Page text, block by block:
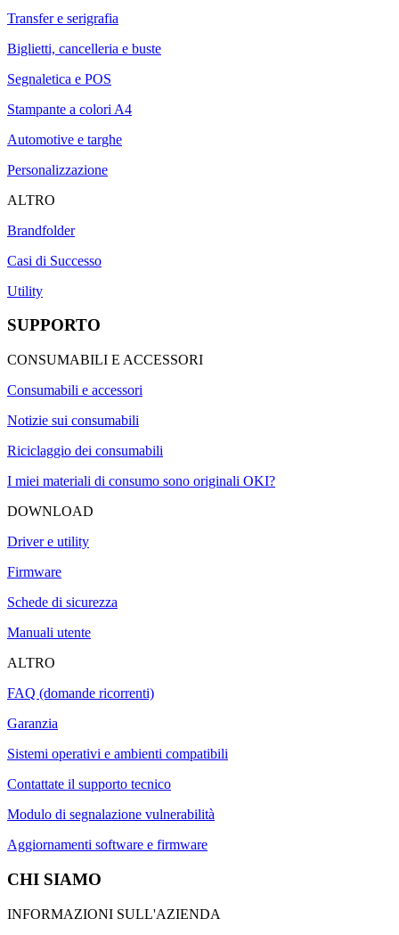
Transfer e serigrafia
Biglietti, cancelleria e buste
Segnaletica e POS
Stampante a colori A4
Automotive e targhe
Personalizzazione
ALTRO
Brandfolder
Casi di Successo
Utility
SUPPORTO
CONSUMABILI E ACCESSORI
Consumabili e accessori
Notizie sui consumabili
Riciclaggio dei consumabili
I miei materiali di consumo sono originali OKI?
DOWNLOAD
Driver e utility
Firmware
Schede di sicurezza
Manuali utente
ALTRO
FAQ (domande ricorrenti)
Garanzia
Sistemi operativi e ambienti compatibili
Contattate il supporto tecnico
Modulo di segnalazione vulnerabilità
Aggiornamenti software e firmware
CHI SIAMO
INFORMAZIONI SULL'AZIENDA